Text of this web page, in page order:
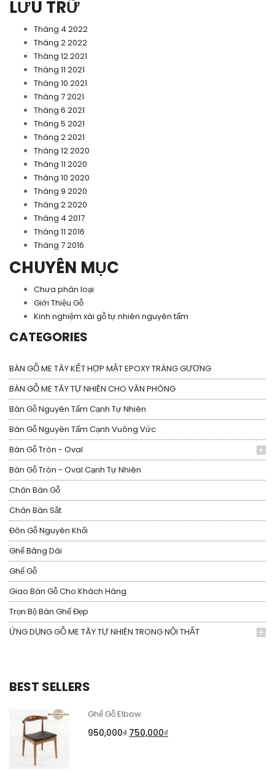
LƯU TRỮ
Tháng 4 2022
Tháng 2 2022
Tháng 12 2021
Tháng 11 2021
Tháng 10 2021
Tháng 7 2021
Tháng 6 2021
Tháng 5 2021
Tháng 2 2021
Tháng 12 2020
Tháng 11 2020
Tháng 10 2020
Tháng 9 2020
Tháng 2 2020
Tháng 4 2017
Tháng 11 2016
Tháng 7 2016
CHUYÊN MỤC
Chưa phân loại
Giới Thiệu Gỗ
Kinh nghiệm xài gỗ tự nhiên nguyên tấm
CATEGORIES
BÀN GỖ ME TÂY KẾT HỢP MẶT EPOXY TRÁNG GƯƠNG
BÀN GỖ ME TÂY TỰ NHIÊN CHO VĂN PHÒNG
Bàn Gỗ Nguyên Tấm Cạnh Tự Nhiên
Bàn Gỗ Nguyên Tấm Cạnh Vuông Vức
Bàn Gỗ Tròn - Oval
Bàn Gỗ Tròn - Oval Cạnh Tự Nhiên
Chân Bàn Gỗ
Chân Bàn Sắt
Đôn Gỗ Nguyên Khối
Ghế Băng Dài
Ghế Gỗ
Giao Bàn Gỗ Cho Khách Hàng
Trọn Bộ Bàn Ghế Đẹp
ỨNG DỤNG GỖ ME TÂY TỰ NHIÊN TRONG NỘI THẤT
BEST SELLERS
Ghế Gỗ Elbow
950,000₫ 750,000₫